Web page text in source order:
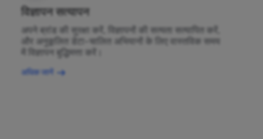
विज्ञापन सत्यापन
अपने ब्रांड की सुरक्षा करें, विज्ञापनों की सत्यता सत्यापित करें,
और अनुकूलित डेटा-चालित अभियानों के लिए वास्तविक समय
में विज्ञापन बुद्धिमत्ता करें।
अधिक जानें